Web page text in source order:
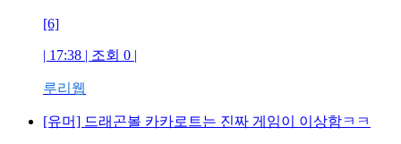
[6]
| 17:38 | 조회 0 |
루리웹
[유머] 드래곤볼 카카로트는 진짜 게임이 이상함ㅋㅋ